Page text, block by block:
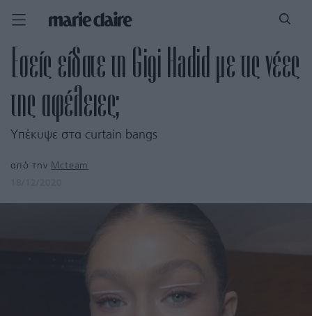
Εσείς είδατε τη Gigi Hadid με τις νέες
της αφέλειες;
Υπέκυψε στα curtain bangs
από την Mcteam